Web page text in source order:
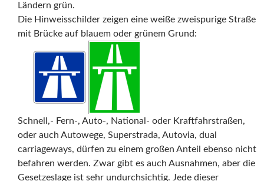
Ländern grün.
Die Hinweisschilder zeigen eine weiße zweispurige Straße
mit Brücke auf blauem oder grünem Grund:
Schnell,- Fern-, Auto-, National- oder Kraftfahrstraßen,
oder auch Autowege, Superstrada, Autovia, dual
carriageways, dürfen zu einem großen Anteil ebenso nicht
befahren werden. Zwar gibt es auch Ausnahmen, aber die
Gesetzeslage ist sehr undurchsichtig. Jede dieser